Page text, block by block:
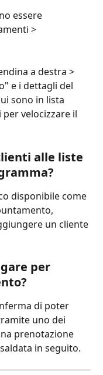
essere
>
a destra >
e i dettagli del
sono in lista
velocizzare il
alle liste
disponibile come
un cliente
per
di poter
uno dei
prenotazione
in seguito.